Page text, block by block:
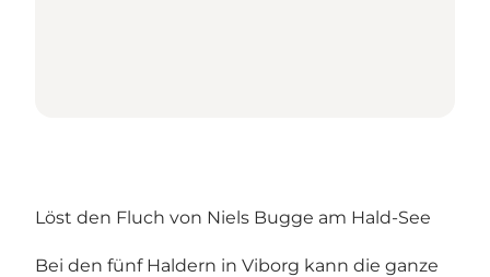
Löst den Fluch von Niels Bugge am Hald-See
Bei den fünf Haldern in Viborg kann die ganze